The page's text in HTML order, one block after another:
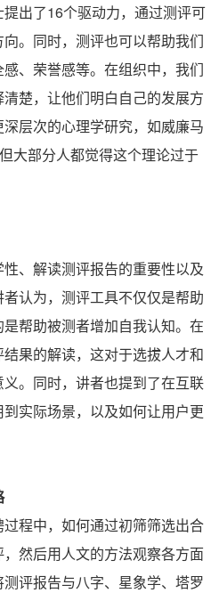
出了16个驱动力，通过测评可
。同时，测评也可以帮助我们
、荣誉感等。在组织中，我们
楚，让他们明白自己的发展方
层次的心理学研究，如威廉马
大部分人都觉得这个理论过于
、解读测评报告的重要性以及
认为，测评工具不仅仅是帮助
帮助被测者增加自我认知。在
果的解读，这对于选拔人才和
。同时，讲者也提到了在互联
实际场景，以及如何让用户更
程中，如何通过初筛筛选出合
然后用人文的方法观察各方面
评报告与八字、星象学、塔罗